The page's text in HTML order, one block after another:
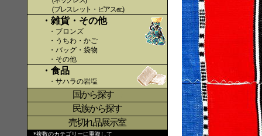
(ブレスレット・ピアスetc.)
・雑貨・その他
・ブロンズ
・うちわ・かご
・バッグ・袋物
・その他
・食品
・サハラの岩塩
国から探す〇
民族から探す
売切れ品展示室
*複数のカテゴリーに重複して